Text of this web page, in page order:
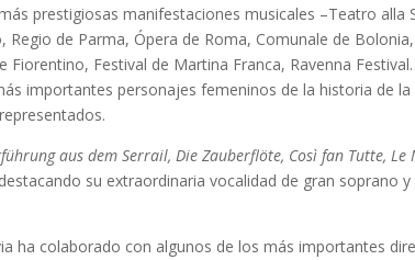
prestigiosas manifestaciones musicales –Teatro alla
de Parma, Ópera de Roma, Comunale de
Festival de Martina Franca, Ravenna
importantes personajes femeninos de la historia de
aus dem Serrail, Die Zauberflöte, Così fan Tutte, Le
su extraordinaria vocalidad de gran soprano
ha colaborado con algunos de los más importantes